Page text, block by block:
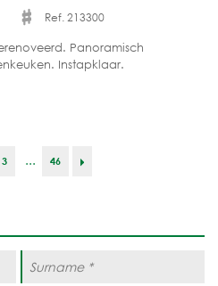
Ref. 213300
Panoramisch
Instapklaar.
3 ... 46